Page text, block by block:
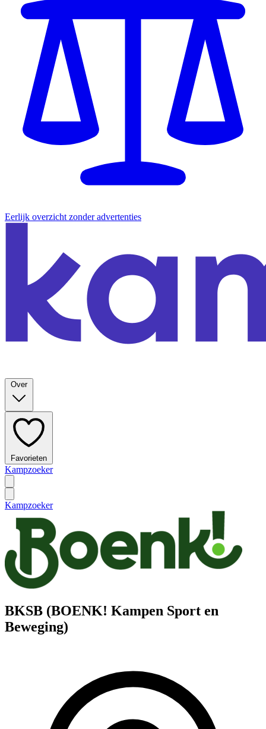
Eerlijk overzicht zonder advertenties
Over
Favorieten
Kampzoeker
Kampzoeker
BKSB (BOENK! Kampen Sport en
Beweging)